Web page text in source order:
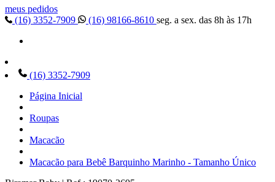
meus pedidos
(16) 3352-7909
(16) 98166-8610 seg. a sex. das 8h às 17h
(16) 3352-7909
Página Inicial
Roupas
Macacão
Macacão para Bebê Barquinho Marinho - Tamanho Único